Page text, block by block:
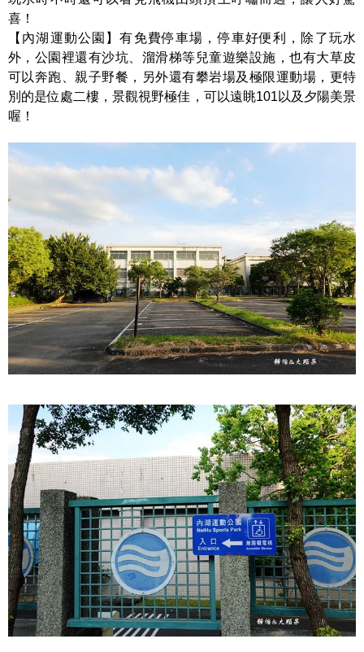
喜！
【內湖運動公園】有免費停車場，停車好便利，除了玩水
外，公園裡還有沙坑、溜滑梯等兒童遊樂設施，也有大草皮
可以奔跑、親子野餐，另外還有攀岩場及極限運動場，更特
別的是位處二樓，景觀視野極佳，可以遠眺101以及夕陽美景
喔！